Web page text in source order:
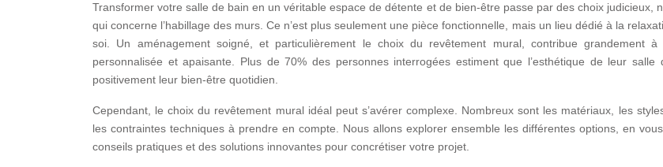
Transformer votre salle de bain en un véritable espace de détente et de bien-être passe par des choix judicieux,
qui concerne l’habillage des murs. Ce n’est plus seulement une pièce fonctionnelle, mais un lieu dédié à la
soi. Un aménagement soigné, et particulièrement le choix du revêtement mural, contribue grandement à
personnalisée et apaisante. Plus de 70% des personnes interrogées estiment que l’esthétique de leur salle
positivement leur bien-être quotidien.
Cependant, le choix du revêtement mural idéal peut s’avérer complexe. Nombreux sont les matériaux, les
les contraintes techniques à prendre en compte. Nous allons explorer ensemble les différentes options, en
conseils pratiques et des solutions innovantes pour concrétiser votre projet.